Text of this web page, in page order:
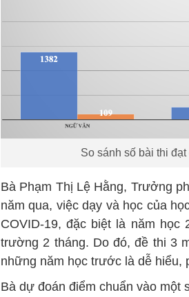
So sánh số bài thi
Bà Phạm Thị Lệ Hằng, Trưởng
năm qua, việc dạy và học của
COVID-19, đặc biệt là năm
trường 2 tháng. Do đó, đề thi 3
những năm học trước là dễ hiểu,
Bà dự đoán điểm chuẩn vào một